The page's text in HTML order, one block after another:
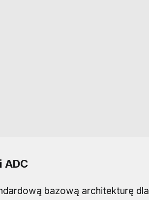
bazową architekturę dla